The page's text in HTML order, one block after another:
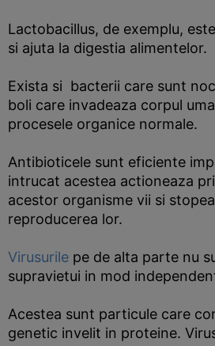
Lactobacillus, de exemplu,
si ajuta la digestia alimentelor.
Exista si bacterii care sunt
boli care invadeaza corpul
procesele organice normale.
Antibioticele sunt eficiente
intrucat acestea actioneaza
acestor organisme vii si
reproducerea lor.
Virusurile pe de alta parte nu
supravietui in mod
Acestea sunt particule care
genetic invelit in proteine.